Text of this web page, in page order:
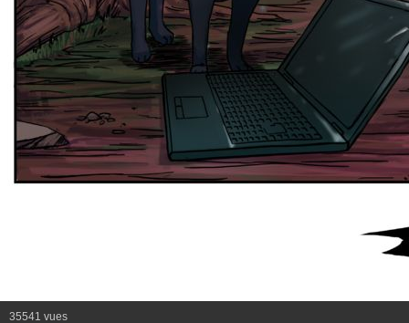
35541 vues